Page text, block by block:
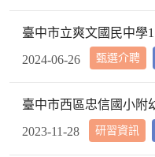
甄選介聘
2024-06-26
研習資訊
2023-11-28